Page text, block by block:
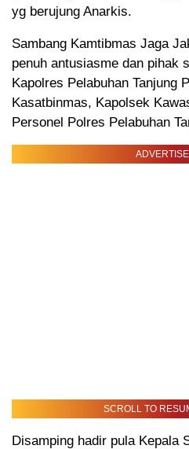
yg berujung Anarkis.
Sambang Kamtibmas Jaga
penuh antusiasme dan pihak
Kapolres Pelabuhan Tanjung
Kasatbinmas, Kapolsek
Personel Polres Pelabuhan
SCROLL TO
Disamping hadir pula Kepala